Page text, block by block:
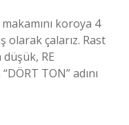
koroya 4
olarak çalarız. Rast
düşük, RE
TON” adını